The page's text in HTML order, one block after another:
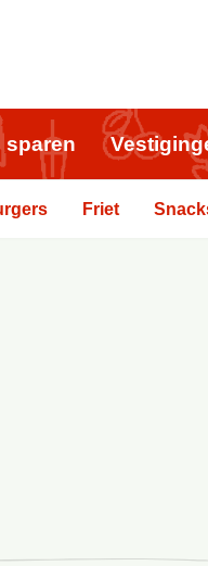
sparen
Friet